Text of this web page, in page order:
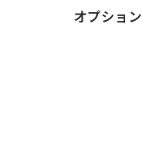
オプション